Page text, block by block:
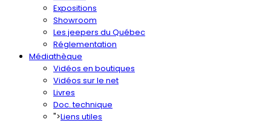
Expositions
Showroom
Les jeepers du Québec
Réglementation
Médiathèque
Vidéos en boutiques
Vidéos sur le net
Livres
Doc. technique
">Liens utiles